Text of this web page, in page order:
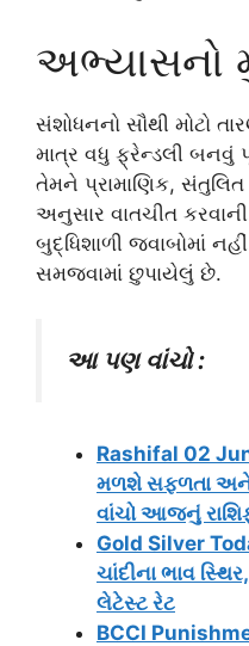
અભ્યાસનો
સંશોધનનો સૌથી મોટો
માત્ર વધુ ફ્રેન્ડલી બનવું
તેમને પ્રામાણિક,
અનુસાર વાતચીત
બુદ્ધિશાળી જવાબોમાં
સમજવામાં છુપાયેલું છે.
આ પણ વાંચો :
Rashifal 02
મળશે સફળતા અને
વાંચો આજનું
Gold Silver
ચાંદીના ભાવ
લેટેસ્ટ રેટ
BCCI